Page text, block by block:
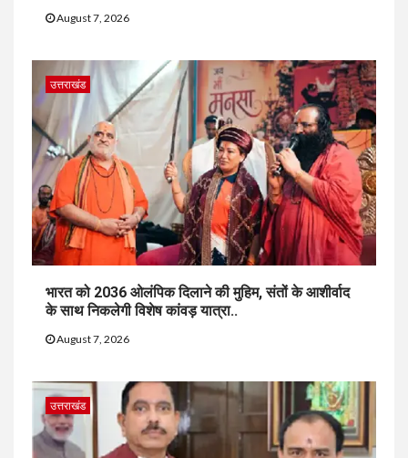
August 7, 2026
उत्तराखंड
भारत को 2036 ओलंपिक दिलाने की मुहिम, संतों के आशीर्वाद
के साथ निकलेगी विशेष कांवड़ यात्रा..
August 7, 2026
उत्तराखंड